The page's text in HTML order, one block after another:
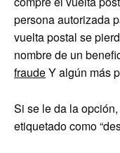
persona autorizada
vuelta postal se
nombre de un
fraudeY algún más
Si se le da la
etiquetado como